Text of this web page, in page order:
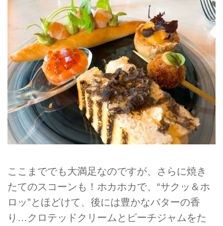
ここまででも大満足なのですが、さらに焼き
たてのスコーンも！ホカホカで、“サクッ＆ホ
ロッ”とほどけて、後には豊かなバターの香
り…クロテッドクリームとピーチジャムをた